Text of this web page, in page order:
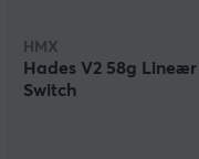
HMX
Hades V2 58g Lineær
Switch